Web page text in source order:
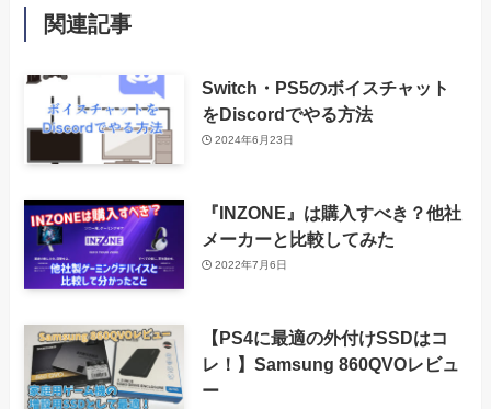
関連記事
Switch・PS5のボイスチャット
をDiscordでやる方法
2024年6月23日
『INZONE』は購入すべき？他社
メーカーと比較してみた
2022年7月6日
【PS4に最適の外付けSSDはコ
レ！】Samsung 860QVOレビュ
ー